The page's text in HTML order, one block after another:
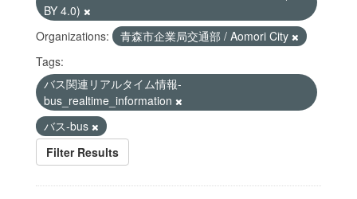
BY 4.0)
Organizations:
青森市企業局交通部 / Aomori City
Tags:
バス関連リアルタイム情報-
bus_realtime_information
バス-bus
Filter Results